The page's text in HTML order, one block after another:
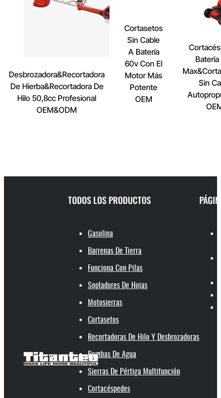
Desbrozadora&Recortadora
De Hierba&Recortadora De
Hilo 50,8cc Profesional
OEM&ODM
Cortasetos
Sin Cable
A Batería
60v Con El
Motor Más
Potente
OEM
Sin
TODOS LOS PRODUCTOS
Gasolina
Barrenas De Tierra
Funciona Con Pilas
Sopladores De Hojas
Motosierras
Cortasetos
Recortadoras De Hilo Y Desbrozadoras
Bombas De Agua
Sierras De Pértiga Multifunción
Cortacéspedes